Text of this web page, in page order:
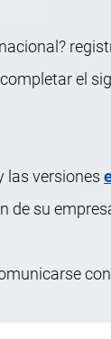
el
las versiones
de su
de